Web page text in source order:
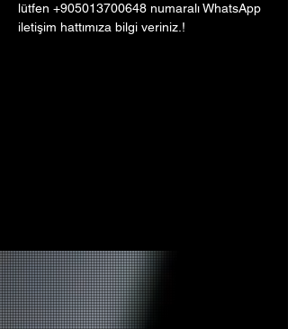
lütfen +905013700648 numaralı WhatsApp
iletişim hattımıza bilgi veriniz.!